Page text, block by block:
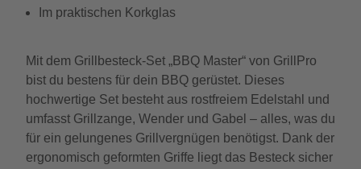
Im praktischen Korkglas
Mit dem Grillbesteck-Set „BBQ Master“ von GrillPro
bist du bestens für dein BBQ gerüstet. Dieses
hochwertige Set besteht aus rostfreiem Edelstahl und
umfasst Grillzange, Wender und Gabel – alles, was du
für ein gelungenes Grillvergnügen benötigst. Dank der
ergonomisch geformten Griffe liegt das Besteck sicher